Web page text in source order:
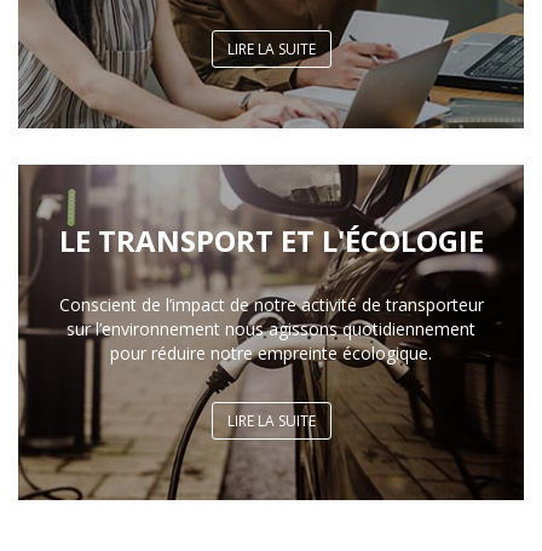
LIRE LA SUITE
LE TRANSPORT ET L'ÉCOLOGIE
Conscient de l’impact de notre activité de transporteur
sur l’environnement nous agissons quotidiennement
pour réduire notre empreinte écologique.
LIRE LA SUITE